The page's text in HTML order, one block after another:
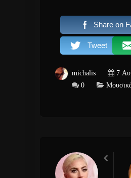
Share on
Tweet
michalis
7
0